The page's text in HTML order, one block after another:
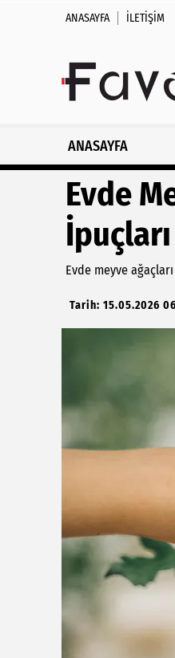
ANASAYFA İLETIŞIM
ANASAYFA
Evde
İpuçları
Evde meyve
Tarih: 15.05.2026